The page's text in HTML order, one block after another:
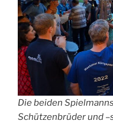
Die beiden
Schützenbrüder und